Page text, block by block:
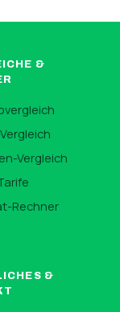
&
Vergleich
Rechner
&